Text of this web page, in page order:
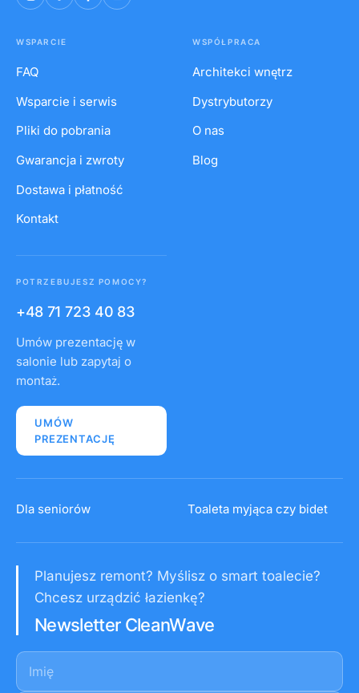
WSPARCIE
FAQ
Wsparcie i serwis
Pliki do pobrania
Gwarancja i zwroty
Dostawa i płatność
Kontakt
WSPÓŁPRACA
Architekci wnętrz
Dystrybutorzy
O nas
Blog
POTRZEBUJESZ POMOCY?
+48 71 723 40 83
Umów prezentację w
salonie lub zapytaj o
montaż.
UMÓW
PREZENTACJĘ
Dla seniorów Toaleta myjąca czy bidet
Planujesz remont? Myślisz o smart toalecie?
Chcesz urządzić łazienkę?
Newsletter CleanWave
Imię